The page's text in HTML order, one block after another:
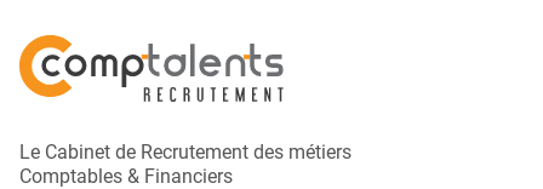
Le Cabinet de Recrutement des métiers
Comptables & Financiers